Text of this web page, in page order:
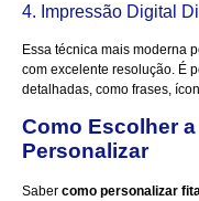
4. Impressão Digital
Essa técnica mais moderna
com excelente resolução. É
detalhadas, como frases,
Como Escolher
Personalizar
Saber como personalizar